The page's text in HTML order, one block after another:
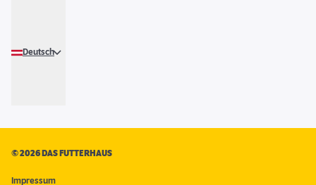
Deutsch
©2026 DAS FUTTERHAUS
Impressum